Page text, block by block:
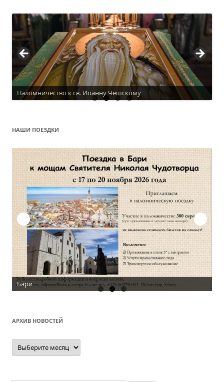
Паломничество к св. Иоанну Чешскому
Актуальное расписание
НАШИ ПОЕЗДКИ
АРХИВ НОВОСТЕЙ
Архив
новостей